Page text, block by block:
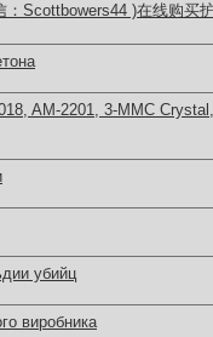
Scottbowers44 )在线购买
AM-2201, 3-MMC
убийц
виробника